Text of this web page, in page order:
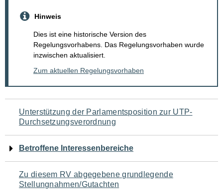
Hinweis
Dies ist eine historische Version des
Regelungsvorhabens. Das Regelungsvorhaben wurde
inzwischen aktualisiert.
Zum aktuellen Regelungsvorhaben
Navigation
für
den
Seiteninhalt
Unterstützung der Parlamentsposition zur UTP-
Durchsetzungsverordnung
Betroffene Interessenbereiche
Zu diesem RV abgegebene grundlegende
Stellungnahmen/Gutachten